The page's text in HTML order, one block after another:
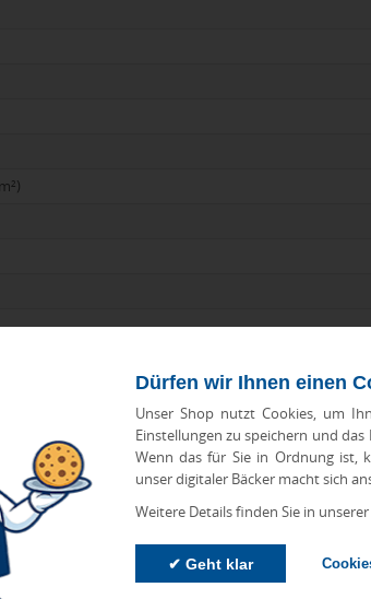
Dürfen wir Ihnen einen
Unser Shop nutzt Cookies, um
Einstellungen zu speichern und
Wenn das für Sie in Ordnung ist,
unser digitaler Bäcker macht sich
Weitere Details finden Sie in
✔ Geht klar
bei Preisen und Produktinformationen
Preise für Direktimport erhalten Sie auf